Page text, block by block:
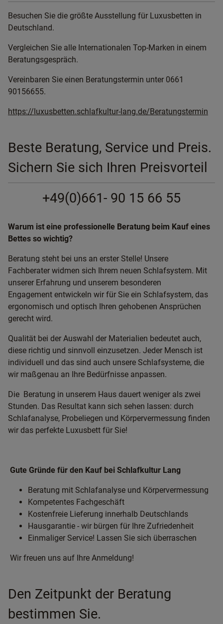
Besuchen Sie die größte Ausstellung für Luxusbetten in
Deutschland.
Vergleichen Sie alle Internationalen Top-Marken in einem
Beratungsgespräch.
Vereinbaren Sie einen Beratungstermin unter 0661
90156655.
https://luxusbetten.schlafkultur-lang.de/Beratungstermin
Beste Beratung, Service und Preis.
Sichern Sie sich Ihren Preisvorteil
+49(0)661- 90 15 66 55
Warum ist eine professionelle Beratung beim Kauf eines
Bettes so wichtig?
Beratung steht bei uns an erster Stelle! Unsere
Fachberater widmen sich Ihrem neuen Schlafsystem. Mit
unserer Erfahrung und unserem besonderen
Engagement entwickeln wir für Sie ein Schlafsystem, das
ergonomisch und optisch Ihren gehobenen Ansprüchen
gerecht wird.
Qualität bei der Auswahl der Materialien bedeutet auch,
diese richtig und sinnvoll einzusetzen. Jeder Mensch ist
individuell und das sind auch unsere Schlafsysteme, die
wir maßgenau an Ihre Bedürfnisse anpassen.
Die Beratung in unserem Haus dauert weniger als zwei
Stunden. Das Resultat kann sich sehen lassen: durch
Schlafanalyse, Probeliegen und Körpervermessung finden
wir das perfekte Luxusbett für Sie!
Gute Gründe für den Kauf bei Schlafkultur Lang
Beratung mit Schlafanalyse und Körpervermessung
Kompetentes Fachgeschäft
Kostenfreie Lieferung innerhalb Deutschlands
Hausgarantie - wir bürgen für Ihre Zufriedenheit
Einmaliger Service! Lassen Sie sich überraschen
Wir freuen uns auf Ihre Anmeldung!
Den Zeitpunkt der Beratung
bestimmen Sie.